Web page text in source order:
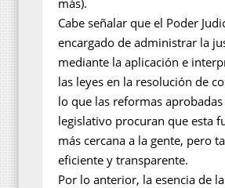
Cabe señalar que el Poder
encargado de administrar la
mediante la aplicación e
las leyes en la resolución de
lo que las reformas
legislativo procuran que esta
más cercana a la gente, pero
eficiente y transparente.
Por lo anterior, la esencia de